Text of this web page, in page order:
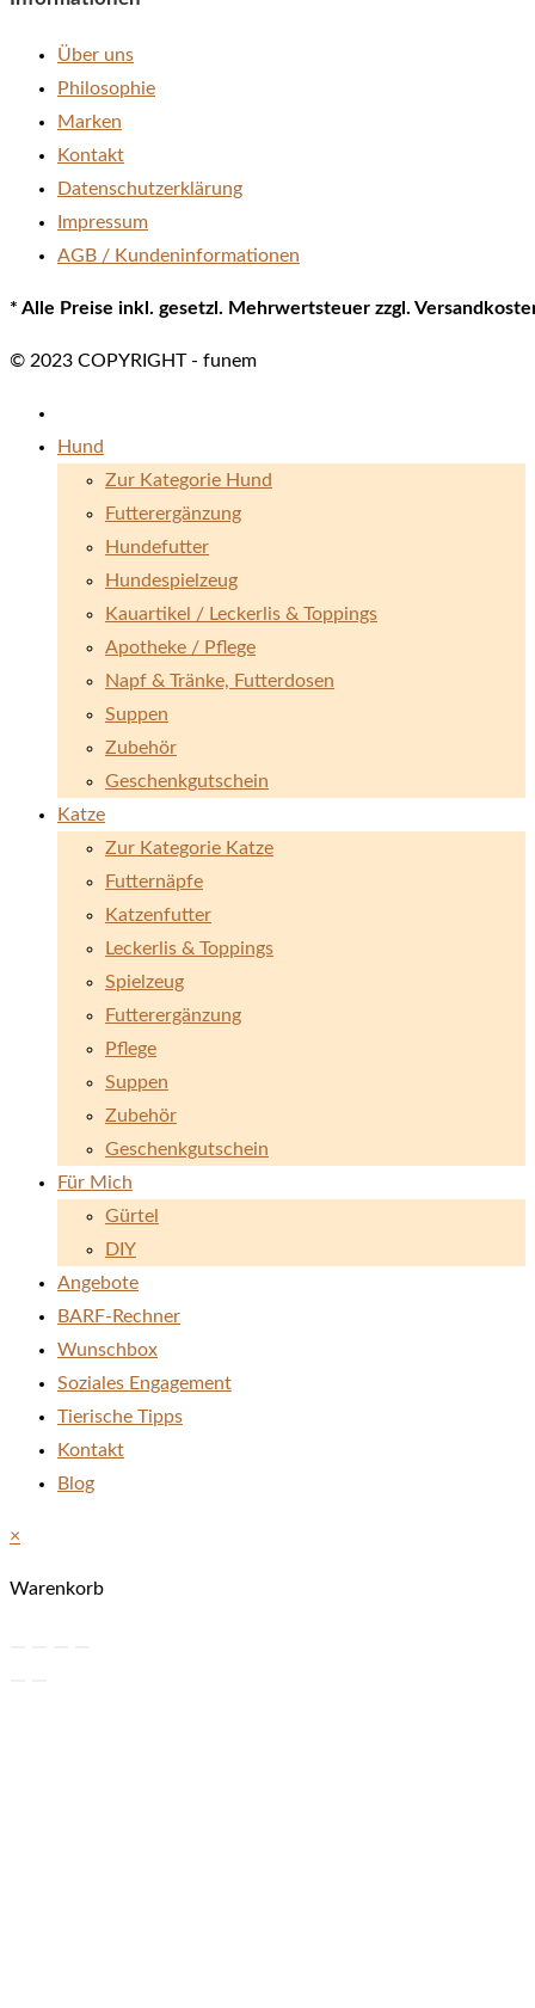
Über uns
Philosophie
Marken
Kontakt
Datenschutzerklärung
Impressum
AGB / Kundeninformationen
* Alle Preise inkl. gesetzl. Mehrwertsteuer zzgl.
© 2023 COPYRIGHT - funem
Hund
Zur Kategorie Hund
Futterergänzung
Hundefutter
Hundespielzeug
Kauartikel / Leckerlis & Toppings
Apotheke / Pflege
Napf & Tränke, Futterdosen
Suppen
Zubehör
Geschenkgutschein
Katze
Zur Kategorie Katze
Futternäpfe
Katzenfutter
Leckerlis & Toppings
Spielzeug
Futterergänzung
Pflege
Suppen
Zubehör
Geschenkgutschein
Für Mich
Gürtel
DIY
Angebote
BARF-Rechner
Wunschbox
Soziales Engagement
Tierische Tipps
Kontakt
Blog
×
Warenkorb